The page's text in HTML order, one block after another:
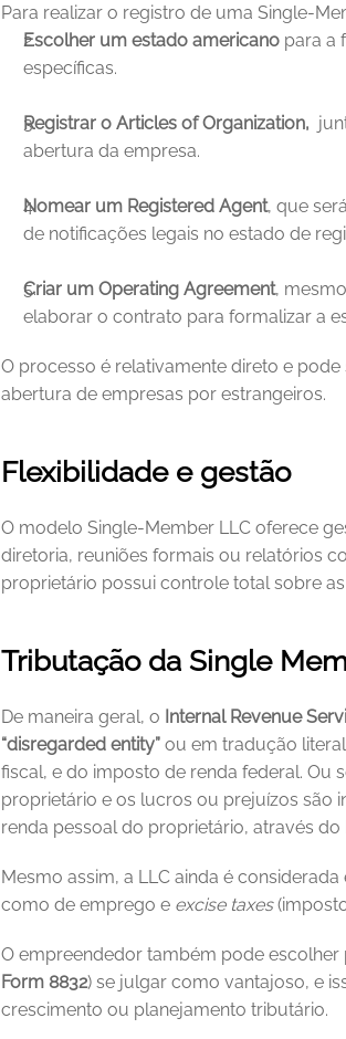
Para realizar o registro de uma
Escolher um estado americano para a
específicas.
Registrar o Articles of Organization,
abertura da empresa.
Nomear um Registered Agent, que
de notificações legais no estado de
Criar um Operating Agreement,
elaborar o contrato para formalizar a
O processo é relativamente direto e
abertura de empresas por estrangeiros.
Flexibilidade e gestão
O modelo Single‑Member LLC oferece
diretoria, reuniões formais ou relatórios
proprietário possui controle total sobre
Tributação da Single
De maneira geral, o Internal Revenue
“disregarded entity” ou em tradução
fiscal, e do imposto de renda federal. Ou
proprietário e os lucros ou prejuízos são
renda pessoal do proprietário, através do
Mesmo assim, a LLC ainda é
como de emprego e excise taxes
Form 8832) se julgar como vantajoso, e
crescimento ou planejamento tributário.